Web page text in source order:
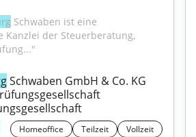
Schwaben ist eine
Kanzlei der Steuerberatung,
Schwaben GmbH & Co. KG
Homeoffice Teilzeit Vollzeit